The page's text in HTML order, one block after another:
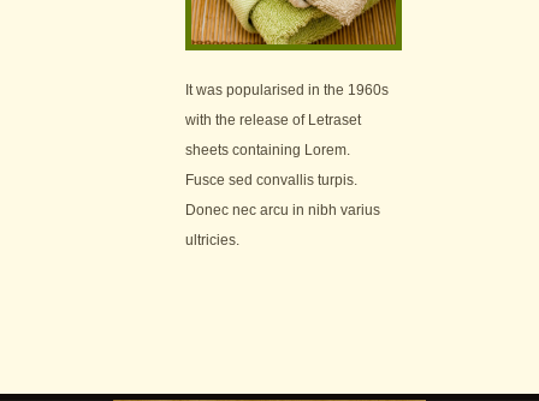
It was popularised in the 1960s
with the release of Letraset
sheets containing Lorem.
Fusce sed convallis turpis.
Donec nec arcu in nibh varius
ultricies.